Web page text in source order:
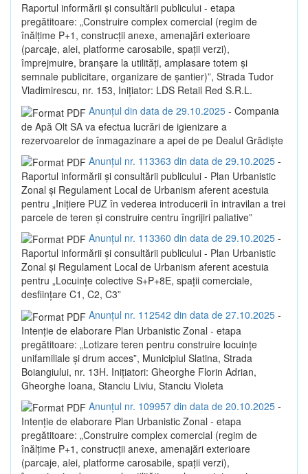
Raportul informării și consultării publicului - etapa
pregătitoare: „Construire complex comercial (regim de
înălțime P+1, construcții anexe, amenajări exterioare
(parcaje, alei, platforme carosabile, spații verzi),
împrejmuire, branșare la utilități, amplasare totem și
semnale publicitare, organizare de șantier)”, Strada Tudor
Vladimirescu, nr. 153, Inițiator: LDS Retail Red S.R.L.
Anunțul din data de 29.10.2025 - Compania
de Apă Olt SA va efectua lucrări de igienizare a
rezervoarelor de înmagazinare a apei de pe Dealul Grădiște
Anunțul nr. 113363 din data de 29.10.2025 -
Raportul informării și consultării publicului - Plan Urbanistic
Zonal și Regulament Local de Urbanism aferent acestuia
pentru „Inițiere PUZ în vederea introducerii în intravilan a trei
parcele de teren și construire centru îngrijiri paliative”
Anunțul nr. 113360 din data de 29.10.2025 -
Raportul informării și consultării publicului - Plan Urbanistic
Zonal și Regulament Local de Urbanism aferent acestuia
pentru „Locuințe colective S+P+8E, spații comerciale,
desființare C1, C2, C3”
Anunțul nr. 112542 din data de 27.10.2025 -
Intenție de elaborare Plan Urbanistic Zonal - etapa
pregătitoare: „Lotizare teren pentru construire locuințe
unifamiliale și drum acces”, Municipiul Slatina, Strada
Boiangiului, nr. 13H. Inițiatori: Gheorghe Florin Adrian,
Gheorghe Ioana, Stanciu Liviu, Stanciu Violeta
Anunțul nr. 109957 din data de 20.10.2025 -
Intenție de elaborare Plan Urbanistic Zonal - etapa
pregătitoare: „Construire complex comercial (regim de
înălțime P+1, construcții anexe, amenajări exterioare
(parcaje, alei, platforme carosabile, spații verzi),